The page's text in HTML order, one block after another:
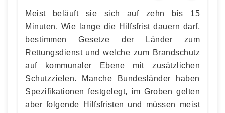
Meist beläuft sie sich auf zehn bis 15
Minuten. Wie lange die Hilfsfrist dauern darf,
bestimmen Gesetze der Länder zum
Rettungsdienst und welche zum Brandschutz
auf kommunaler Ebene mit zusätzlichen
Schutzzielen. Manche Bundesländer haben
Spezifikationen festgelegt, im Groben gelten
aber folgende Hilfsfristen und müssen meist